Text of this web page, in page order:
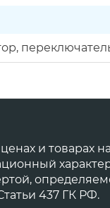
и товарах
437 ГК РФ.